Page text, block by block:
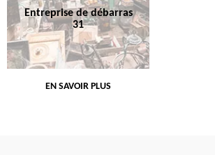
Entreprise de débarras
31
EN SAVOIR PLUS